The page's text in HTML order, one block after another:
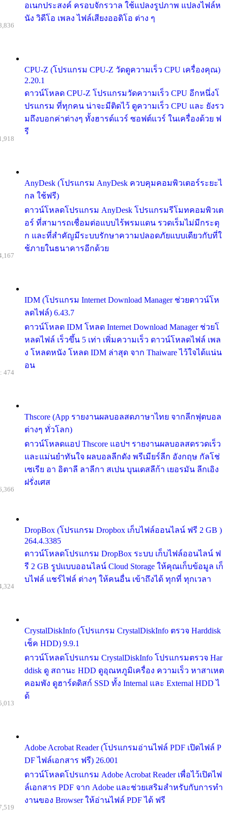
อเนกประสงค์ ครอบจักรวาล ใช้แปลงรูปภาพ แปลงไฟล์ห
นัง วิดีโอ เพลง ไฟล์เสียงออดิโอ ต่าง ๆ
CPU-Z (โปรแกรม CPU-Z วัดดูความเร็ว CPU เครื่องคุณ)
2.20.1
ดาวน์โหลด CPU-Z โปรแกรมวัดความเร็ว CPU อีกหนึ่งโ
ปรแกรม ที่ทุกคน น่าจะมีติดไว้ ดูความเร็ว CPU และ ยังรว
มถึงบอกค่าต่างๆ ทั้งฮารด์แวร์ ซอฟต์แวร์ ในเครื่องด้วย ฟ
รี
AnyDesk (โปรแกรม AnyDesk ควบคุมคอมพิวเตอร์ระยะไ
กล ใช้ฟรี)
ดาวน์โหลดโปรแกรม AnyDesk โปรแกรมรีโมทคอมพิวเต
อร์ ที่สามารถเชื่อมต่อแบบไร้พรมแดน รวดเร็มไม่มีกระตุ
ก และที่สำคัญมีระบบรักษาความปลอดภัยแบบเดียวกับที่ใ
ช้ภายในธนาคารอีกด้วย
IDM (โปรแกรม Internet Download Manager ช่วยดาวน์โห
ลดไฟล์) 6.43.7
ดาวน์โหลด IDM โหลด Internet Download Manager ช่วยโ
หลดไฟล์ เร็วขึ้น 5 เท่า เพิ่มความเร็ว ดาวน์โหลดไฟล์ เพล
ง โหลดหนัง โหลด IDM ล่าสุด จาก Thaiware ไว้ใจได้แน่น
อน
Thscore (App รายงานผลบอลสดภาษาไทย จากลีกฟุตบอล
ต่างๆ ทั่วโลก)
ดาวน์โหลดแอป Thscore แอปฯ รายงานผลบอลสดรวดเร็ว
และแม่นยำทันใจ ผลบอลลีกดัง พรีเมียร์ลีก อังกฤษ กัลโช่
เซเรีย อา อิตาลี ลาลีกา สเปน บุนเดสลีก้า เยอรมัน ลีกเอิง
ฝรั่งเศส
474
DropBox (โปรแกรม Dropbox เก็บไฟล์ออนไลน์ ฟรี 2 GB )
264.4.3385
ดาวน์โหลดโปรแกรม DropBox ระบบ เก็บไฟล์ออนไลน์ ฟ
รี 2 GB รูปแบบออนไลน์ Cloud Storage ให้คุณเก็บข้อมูล เก็
บไฟล์ แชร์ไฟล์ ต่างๆ ให้คนอื่น เข้าถึงได้ ทุกที่ ทุกเวลา
CrystalDiskInfo (โปรแกรม CrystalDiskInfo ตรวจ Harddisk
เช็ค HDD) 9.9.1
ดาวน์โหลดโปรแกรม CrystalDiskInfo โปรแกรมตรวจ Har
ddisk ดู สถานะ HDD ดูอุณหภูมิเครื่อง ความเร็ว หาสาเหต
คอมพัง ดูฮาร์ดดิสก์ SSD ทั้ง Internal และ External HDD ไ
ด้
Adobe Acrobat Reader (โปรแกรมอ่านไฟล์ PDF เปิดไฟล์ P
DF ไฟล์เอกสาร ฟรี) 26.001
ดาวน์โหลดโปรแกรม Adobe Acrobat Reader เพื่อไว้เปิดไฟ
ล์เอกสาร PDF จาก Adobe และช่วยเสริมสำหรับกับการทำ
งานของ Browser ให้อ่านไฟล์ PDF ได้ ฟรี